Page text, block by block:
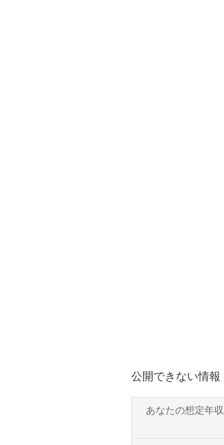
公開できない情報
あなたの想定年収